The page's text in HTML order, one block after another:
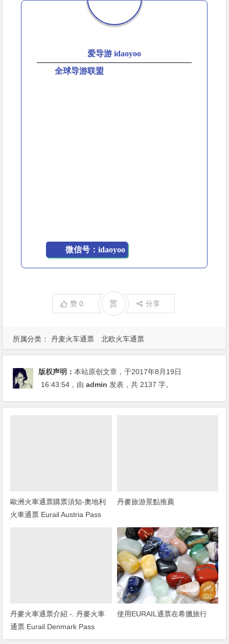
所属分类： 丹麦火车通票 北欧火车通票
爱导游 idaoyoo
全球导游联盟
微信号：idaoyoo
赞0 赏 分享
版权声明：本站原创文章，于2017年8月19日
16:43:54 ，由admin 发表，共 2137 字。
歐洲火車通票購票須知-奧地利
火車通票 Eurail Austria Pass
丹麥旅游景點推薦
丹麥火車通票介紹 -. 丹麥火車
通票 Eurail Denmark Pass
使用EURAIL通票在希臘旅行